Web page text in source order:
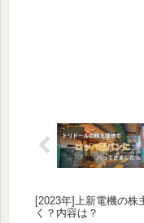
[2023年]上新電機の株
く？内容は？